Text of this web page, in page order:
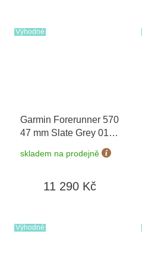
Výhodné
Garmin Forerunner 570
47 mm Slate Grey 010-
skladem na prodejně
11 290 Kč
Výhodné